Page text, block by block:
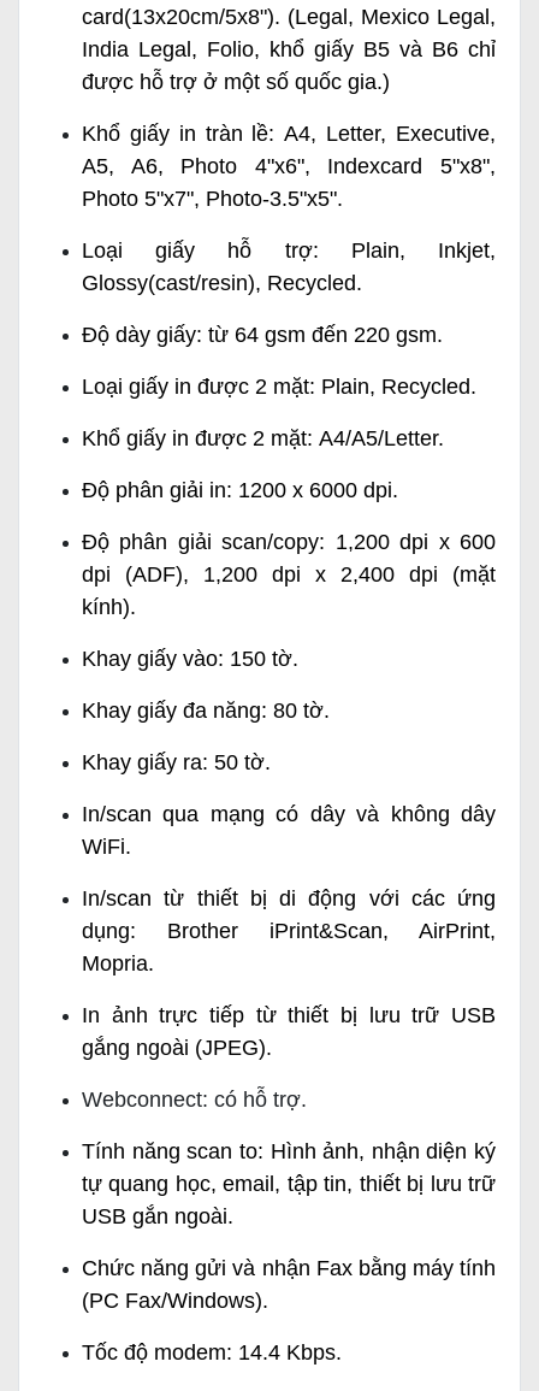
card(13x20cm/5x8"). (Legal, Mexico Legal,
India Legal, Folio, khổ giấy B5 và B6 chỉ
được hỗ trợ ở một số quốc gia.)
Khổ giấy in tràn lề: A4, Letter, Executive,
A5, A6, Photo 4"x6", Indexcard 5"x8",
Photo 5"x7", Photo-3.5"x5".
Loại giấy hỗ trợ: Plain, Inkjet,
Glossy(cast/resin), Recycled.
Độ dày giấy: từ 64 gsm đến 220 gsm.
Loại giấy in được 2 mặt: Plain, Recycled.
Khổ giấy in được 2 mặt: A4/A5/Letter.
Độ phân giải in: 1200 x 6000 dpi.
Độ phân giải scan/copy: 1,200 dpi x 600
dpi (ADF), 1,200 dpi x 2,400 dpi (mặt
kính).
Khay giấy vào: 150 tờ.
Khay giấy đa năng: 80 tờ.
Khay giấy ra: 50 tờ.
In/scan qua mạng có dây và không dây
WiFi.
In/scan từ thiết bị di động với các ứng
dụng: Brother iPrint&Scan, AirPrint,
Mopria.
In ảnh trực tiếp từ thiết bị lưu trữ USB
gắng ngoài (JPEG).
Webconnect: có hỗ trợ.
Tính năng scan to: Hình ảnh, nhận diện ký
tự quang học, email, tập tin, thiết bị lưu trữ
USB gắn ngoài.
Chức năng gửi và nhận Fax bằng máy tính
(PC Fax/Windows).
Tốc độ modem: 14.4 Kbps.